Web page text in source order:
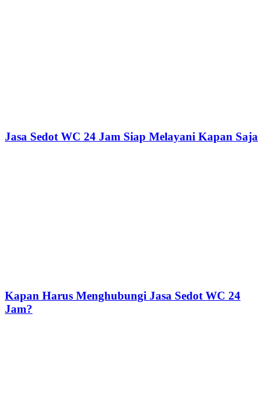
Jasa Sedot WC 24 Jam Siap Melayani Kapan Saja
Kapan Harus Menghubungi Jasa Sedot WC 24
Jam?